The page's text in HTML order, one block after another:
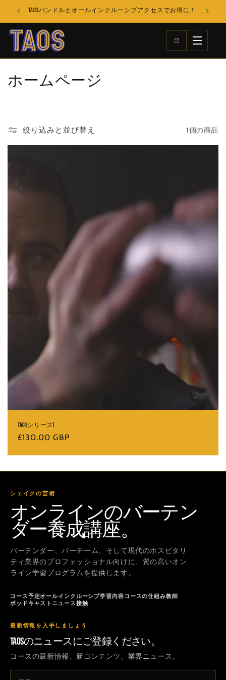
ンツにTAOSバンドルとオールインクルーシブアクセスでお得に！
コ
シ
ョ
ホームページ
絞り込みと並び替え 1個の商品
TAOSシリーズI
通
格
£130.00 GBP
シェイクの芸術
オンラインのバーテン
ダー養成講座。
バーテンダー、バーチーム、そして現代のホスピタリ
ティ業界のプロフェッショナル向けに、質の高いオン
ライン学習プログラムを提供します。
コース予定オールインクルーシブ学習内容コースの仕組み教師
ポッドキャスト ニュース接触
最新情報を入手しましょう
TAOSのニュースにご登録ください。
コースの最新情報、新コンテンツ、業界ニュース。